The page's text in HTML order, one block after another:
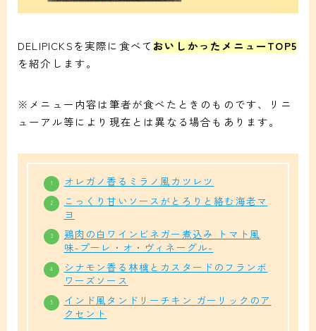
DELIPICKSを実際に食べておいしかったメニューTOP5
を紹介します。
※メニュー内容は筆者が食べたときのものです、リニ
ューアル等により現在とは異なる場合もあります。
オレガノ香るミラノ風カツレツ
こっくり甘いソースがとろりと絡む海老マ
ヨ
鶏肉の白ワインビネガー煮込み トマト風
味-プーレ・オ・ヴィネーグル-
シナモン香る林檎とカスタードのフランボ
ワーズソース
インド風タンドリーチキン ガーリックのア
クセント